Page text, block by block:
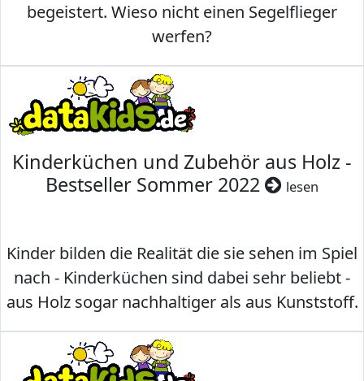
begeistert. Wieso nicht einen Segelflieger
werfen?
Kinderküchen und Zubehör aus Holz -
Bestseller Sommer 2022
lesen
Kinder bilden die Realität die sie sehen im Spiel
nach - Kinderküchen sind dabei sehr beliebt -
aus Holz sogar nachhaltiger als aus Kunststoff.